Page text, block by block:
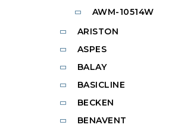
AWM-10514W
ARISTON
ASPES
BALAY
BASICLINE
BECKEN
BENAVENT